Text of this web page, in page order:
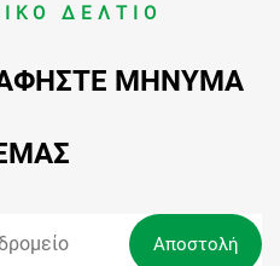
ΔΕΛΤΊΟ
ΜΉΝΥΜΑ